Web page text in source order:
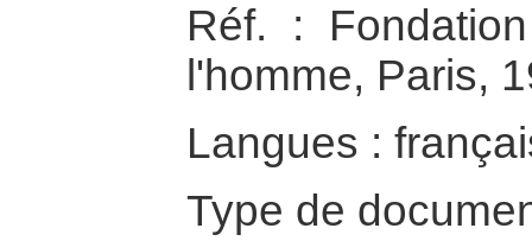
Réf. :
l'homme, Paris,
Langues :
Type de